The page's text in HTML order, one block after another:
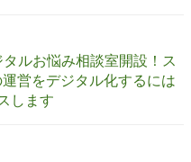
ルお悩み相談室開設！ス
営をデジタル化するには
します